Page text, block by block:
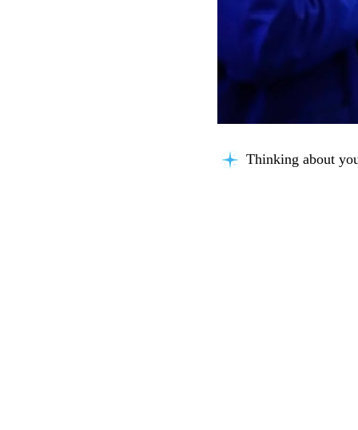
Thinking about